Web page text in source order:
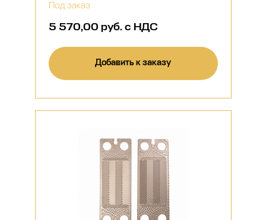
Под заказ
5 570,00 руб. с НДС
Добавить к заказу